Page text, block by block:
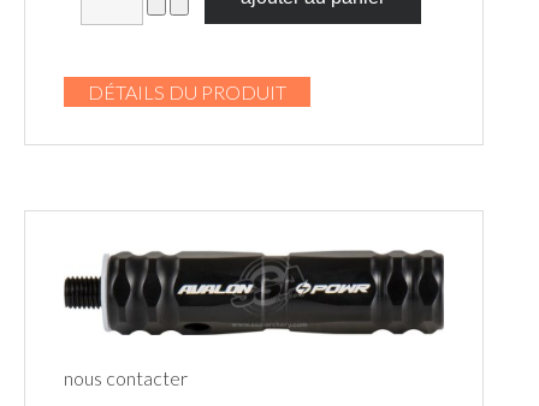
DÉTAILS DU PRODUIT
nous contacter